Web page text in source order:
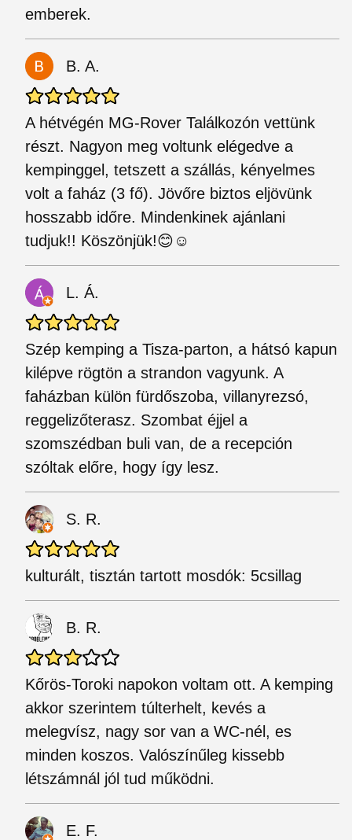
emberek.
B. A.
A hétvégén MG-Rover Találkozón vettünk
részt. Nagyon meg voltunk elégedve a
kempinggel, tetszett a szállás, kényelmes
volt a faház (3 fő). Jövőre biztos eljövünk
hosszabb időre. Mindenkinek ajánlani
tudjuk!! Köszönjük!😊☺
L. Á.
Szép kemping a Tisza-parton, a hátsó kapun
kilépve rögtön a strandon vagyunk. A
faházban külön fürdőszoba, villanyrezsó,
reggelizőterasz. Szombat éjjel a
szomszédban buli van, de a recepción
szóltak előre, hogy így lesz.
S. R.
kulturált, tisztán tartott mosdók: 5csillag
B. R.
Kőrös-Toroki napokon voltam ott. A kemping
akkor szerintem túlterhelt, kevés a
melegvísz, nagy sor van a WC-nél, es
minden koszos. Valószínűleg kissebb
létszámnál jól tud működni.
E. F.